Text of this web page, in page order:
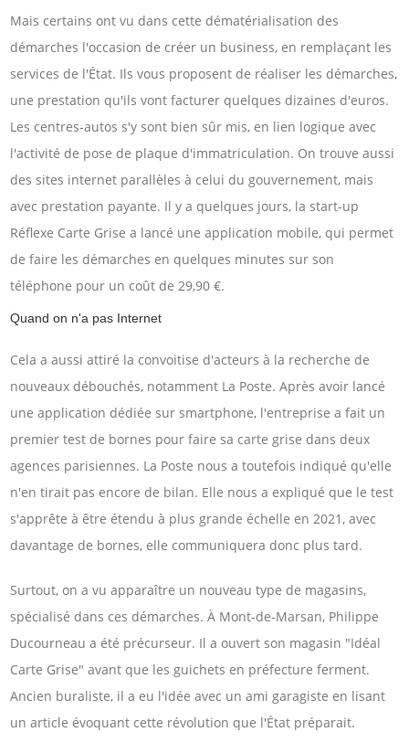
Mais certains ont vu dans cette dématérialisation des
démarches l'occasion de créer un business, en remplaçant les
services de l'État. Ils vous proposent de réaliser les démarches,
une prestation qu'ils vont facturer quelques dizaines d'euros.
Les centres-autos s'y sont bien sûr mis, en lien logique avec
l'activité de pose de plaque d'immatriculation. On trouve aussi
des sites internet parallèles à celui du gouvernement, mais
avec prestation payante. Il y a quelques jours, la start-up
Réflexe Carte Grise a lancé une application mobile, qui permet
de faire les démarches en quelques minutes sur son
téléphone pour un coût de 29,90 €.
Quand on n'a pas Internet
Cela a aussi attiré la convoitise d'acteurs à la recherche de
nouveaux débouchés, notamment La Poste. Après avoir lancé
une application dédiée sur smartphone, l'entreprise a fait un
premier test de bornes pour faire sa carte grise dans deux
agences parisiennes. La Poste nous a toutefois indiqué qu'elle
n'en tirait pas encore de bilan. Elle nous a expliqué que le test
s'apprête à être étendu à plus grande échelle en 2021, avec
davantage de bornes, elle communiquera donc plus tard.
Surtout, on a vu apparaître un nouveau type de magasins,
spécialisé dans ces démarches. À Mont-de-Marsan, Philippe
Ducourneau a été précurseur. Il a ouvert son magasin "Idéal
Carte Grise" avant que les guichets en préfecture ferment.
Ancien buraliste, il a eu l'idée avec un ami garagiste en lisant
un article évoquant cette révolution que l'État préparait.